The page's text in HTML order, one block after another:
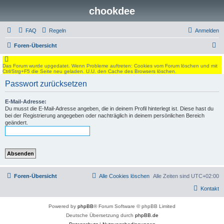
chookdee
FAQ Regeln Anmelden
Foren-Übersicht
u
e
Das Forum wurde upgedatet. Wenn Probleme auftreten: Cookies vom Forum löschen und mit
Ctrl/Strg+F5 die Seite neu geladen. U.U. den Cache des Browsers löschen.
Passwort zurücksetzen
E-Mail-Adresse:
Du musst die E-Mail-Adresse angeben, die in deinem Profil hinterlegt ist. Diese hast du
bei der Registrierung angegeben oder nachträglich in deinem persönlichen Bereich
geändert.
Foren-Übersicht Alle Zeiten sind UTC+02:00
Alle Cookies löschen
Kontakt
Powered by phpBB® Forum Software © phpBB Limited
Deutsche Übersetzung durch phpBB.de